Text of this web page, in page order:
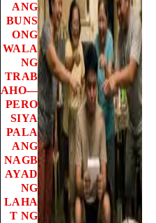
ANG
BUNS
ONG
WALA
NG
TRAB
AHO—
PERO
SIYA
PALA
ANG
NAGB
AYAD
NG
LAHA
T NG